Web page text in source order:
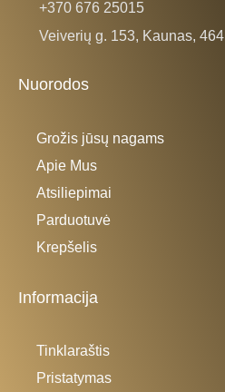
+370 676 25015
Veiverių g. 153, Kaunas,
Nuorodos
Grožis jūsų nagams
Apie Mus
Atsiliepimai
Parduotuvė
Krepšelis
Informacija
Tinklaraštis
Pristatymas